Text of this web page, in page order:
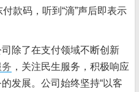
款码，听到“滴”声后即表示
除了在支付领域不断创新
，关注民生服务，积极响应
发展。公司始终坚持“以客